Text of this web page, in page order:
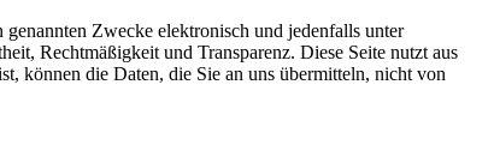
Zwecke elektronisch und jedenfalls unter
Rechtmäßigkeit und Transparenz. Diese Seite nutzt aus
können die Daten, die Sie an uns übermitteln, nicht von